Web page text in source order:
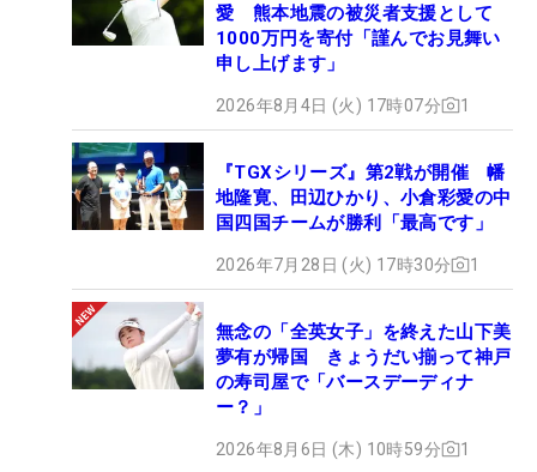
愛 熊本地震の被災者支援として
1000万円を寄付「謹んでお見舞い
申し上げます」
2026年8月4日 (火) 17時07分 1
『TGXシリーズ』第2戦が開催 幡
地隆寛、田辺ひかり、小倉彩愛の中
国四国チームが勝利「最高です」
2026年7月28日 (火) 17時30分 1
無念の「全英女子」を終えた山下美
夢有が帰国 きょうだい揃って神戸
の寿司屋で「バースデーディナ
ー？」
2026年8月6日 (木) 10時59分 1